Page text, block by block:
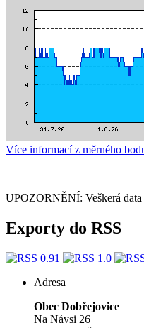
Více informací z měrného
UPOZORNĚNÍ: Veškerá
Exporty do RSS
Adresa
Obec Dobřejovice
Na Návsi 26